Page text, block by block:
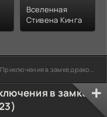
Вселенная
Стивена Кинга
в замке дракона (2023)
в замке